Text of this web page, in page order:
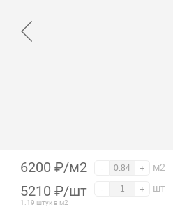
6200 ₽/м2 - + м2
5210 ₽/шт
1.19 штук в м2
- + шт